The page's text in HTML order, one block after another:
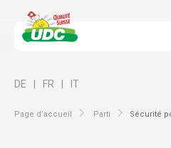
Page d’accueil Parti Sécurité
DE FR IT